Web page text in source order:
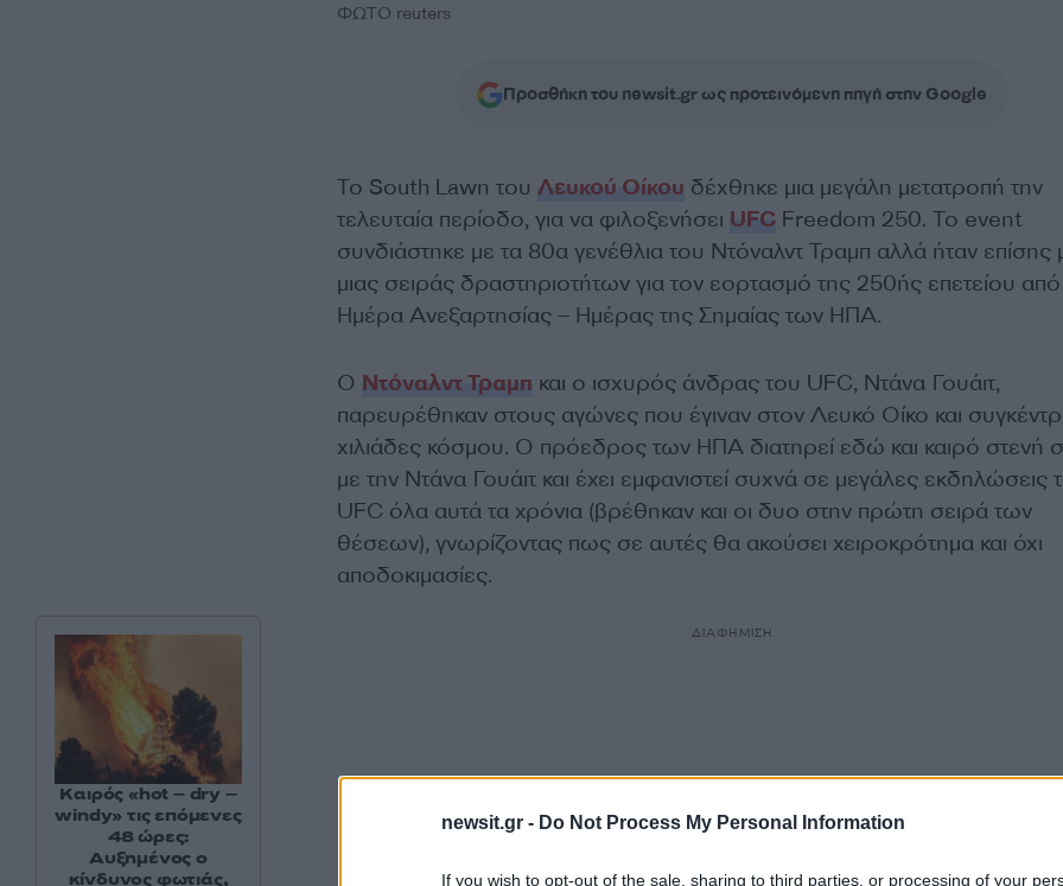
newsit.gr - Do Not Process My Personal Information
If you wish to opt-out of the sale, sharing to third parties, or processing of your
ΦΩΤΟ reuters
Προσθήκη του newsit.gr ως προτεινόμενη πηγή στην Google
Το South Lawn του Λευκού Οίκου δέχθηκε μια μεγάλη μετατροπή την
τελευταία περίοδο, για να φιλοξενήσει UFCFreedom 250. Το event
συνδιάστηκε με τα 80α γενέθλια του Ντόναλντ Τραμπ αλλά ήταν επίσης
μιας σειράς δραστηριοτήτων για τον εορτασμό της 250ής επετείου
Ημέρα Ανεξαρτησίας – Ημέρας της Σημαίας των ΗΠΑ.
Ο Ντόναλντ Τραμπ και ο ισχυρός άνδρας του UFC, Ντάνα Γουάιτ,
παρευρέθηκαν στους αγώνες που έγιναν στον Λευκό Οίκο και
χιλιάδες κόσμου. Ο πρόεδρος των ΗΠΑ διατηρεί εδώ και καιρό στενή
με την Ντάνα Γουάιτ και έχει εμφανιστεί συχνά σε μεγάλες εκδηλώσεις
UFC όλα αυτά τα χρόνια (βρέθηκαν και οι δυο στην πρώτη σειρά των
θέσεων), γνωρίζοντας πως σε αυτές θα ακούσει χειροκρότημα και όχι
αποδοκιμασίες.
ΔΙΑΦΗΜΙΣΗ
Καιρός «hot – dry –
windy» τις επόμενες
48 ώρες:
Αυξημένος ο
κίνδυνος φωτιάς,